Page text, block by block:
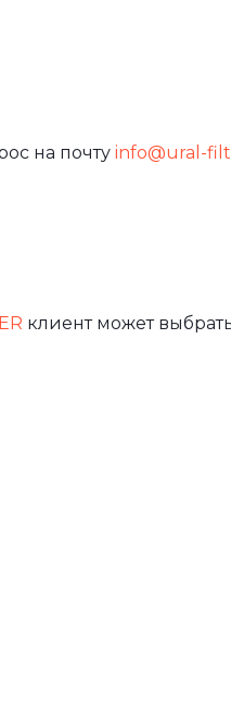
на почту info@ural-
клиент может